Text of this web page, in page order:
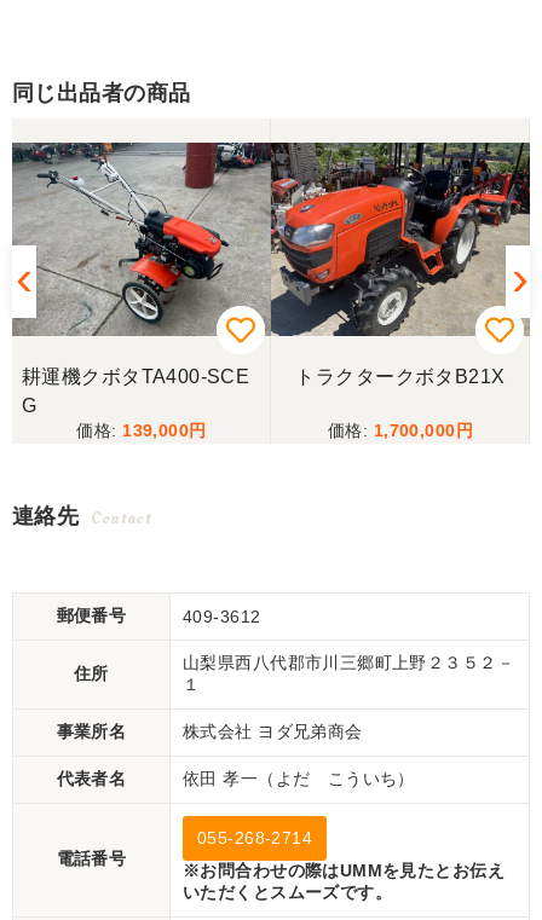
同じ出品者の商品
耕運機クボタTA400-SCE
G
139,000
トラクタークボタB21X
1,700,000
連絡先 Contact
郵便番号 409-3612
住所
山梨県西八代郡市川三郷町上野２３５２－
１
事業所名 株式会社 ヨダ兄弟商会
代表者名 依田 孝一（よだ こういち）
電話番号
055-268-2714
※お問合わせの際はUMMを見たとお伝え
いただくとスムーズです。